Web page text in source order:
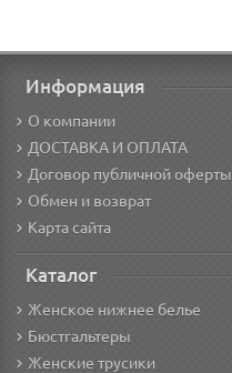
Информация
О компании
ДОСТАВКА И ОПЛАТА
Договор публичной оферты
Обмен и возврат
Карта сайта
Каталог
Женское нижнее белье
Бюстгальтеры
Женские трусики